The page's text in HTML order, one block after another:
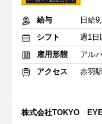
給与
日給
シフト
雇用形態
アル
アクセス
赤羽駅
株式会社TOKYO